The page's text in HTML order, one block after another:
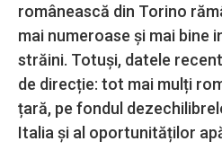
românească din Torino
mai numeroase și mai bine
străini. Totuși, datele
de direcție: tot mai mulți
țară, pe fondul
Italia și al oportunităților